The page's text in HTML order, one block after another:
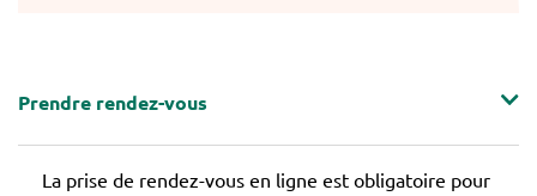
Prendre rendez-vous
La prise de rendez-vous en ligne est obligatoire pour